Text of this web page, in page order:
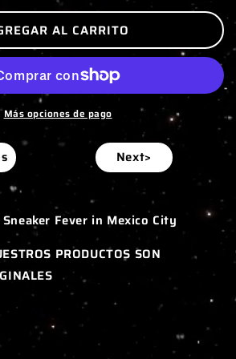
AL CARRITO
Más opciones de pago
Next>
Fever in Mexico City
PRODUCTOS SON